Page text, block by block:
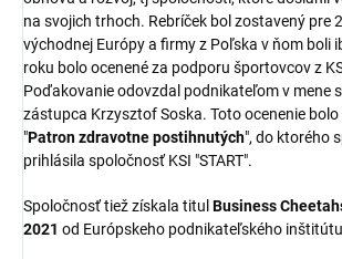
na svojich trhoch. Rebríček bol zostavený pre
východnej Európy a firmy z Poľska v ňom boli
roku bolo ocenené za podporu športovcov z
Poďakovanie odovzdal podnikateľom v mene
zástupca Krzysztof Soska. Toto ocenenie
"Patron zdravotne postihnutých", do ktorého
prihlásila spoločnosť KSI "START".
Spoločnosť tiež získala titul Business
2021 od Európskeho podnikateľského